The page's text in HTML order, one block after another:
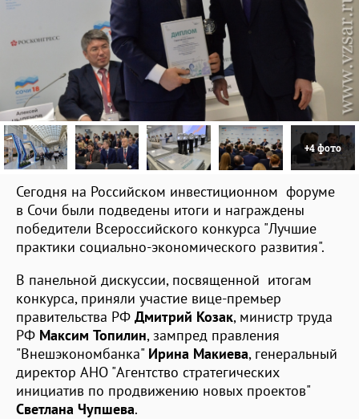
+4 фото
Сегодня на Российском инвестиционном форуме
в Сочи были подведены итоги и награждены
победители Всероссийского конкурса "Лучшие
практики социально-экономического развития".
В панельной дискуссии, посвященной итогам
конкурса, приняли участие вице-премьер
правительства РФ Дмитрий Козак, министр труда
РФ Максим Топилин, зампред правления
"Внешэкономбанка" Ирина Макиева, генеральный
директор АНО "Агентство стратегических
инициатив по продвижению новых проектов"
Светлана Чупшева.